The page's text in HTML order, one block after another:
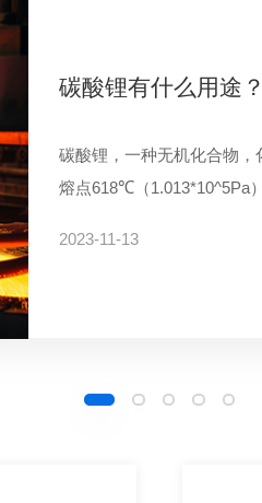
碳酸锂有什么用途？
碳酸锂，一种无机化合物，
熔点618℃（1.013*10^5Pa
2023-11-13
生活中的丙二醇
1,2-丙二醇（1,2-propylene
无色、粘稠、具有吸湿性
2023-11-20
硅烷偶联剂的科普及
硅烷偶联剂就是同一分子中
剂一般配成稀的水溶液，其
2023-10-27
化工助剂：让生产
涂料，它如同一位巧妙的艺
力助手，推动着工业的持续
2024-11-30
VAE乳液在各领域
VAE乳液是醋酸乙稀——乙
发剂通过聚合方法共聚而成
2023-12-08